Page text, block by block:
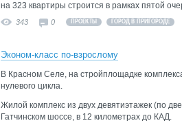
на 323 квартиры строится в рамках пятой
343 0 ПРОЕКТЫ ГОРОД В ПРИГОРОДЕ
Эконом-класс по-взрослому
В Красном Селе, на стройплощадке
нулевого цикла.
Жилой комплекс из двух девятиэтажек (по
Гатчинском шоссе, в 12 километрах до КАД.